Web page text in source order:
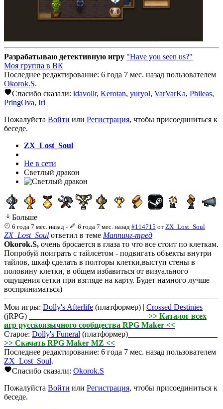
Разрабатываю детективную игру "Have you seen us?"
Моя группа в ВК
Последнее редактирование: 6 года 7 мес. назад пользователем
Okorok.S.
Спасибо сказали: idavollr, Kerotan, yuryol, VarVarKa, Phileas,
PringOva, Iri
Пожалуйста Войти или Регистрация, чтобы присоединиться к
беседе.
ZX_Lost_Soul
Не в сети
Светлый дракон
Больше
6 года 7 мес. назад - 6 года 7 мес. назад #114715 от ZX_Lost_Soul
ZX_Lost_Soul ответил в теме Маппинг-тред
Okorok.S, очень бросается в глаза то что все стоит по клеткам.
Попробуй поиграть с тайлсетом - подвигать объекты внутри
тайлов, шкаф сделать в полторы клетки,выступ стены в
половину клетки, в общем избавиться от визуального
ощущения сетки при взгляде на карту. Будет намного лучше
восприниматься)
Мои игры: Dolly's Afterlife (платформер) | Crossed Destinies
(jRPG)
>> Каталог всех
игр русскоязычного сообщества RPG Maker <<
Старое: Dolly's Funeral (платформер)
>> Скачать RPG Maker MZ <<
Последнее редактирование: 6 года 7 мес. назад пользователем
ZX_Lost_Soul.
Спасибо сказали: Okorok.S
Пожалуйста Войти или Регистрация, чтобы присоединиться к
беседе.